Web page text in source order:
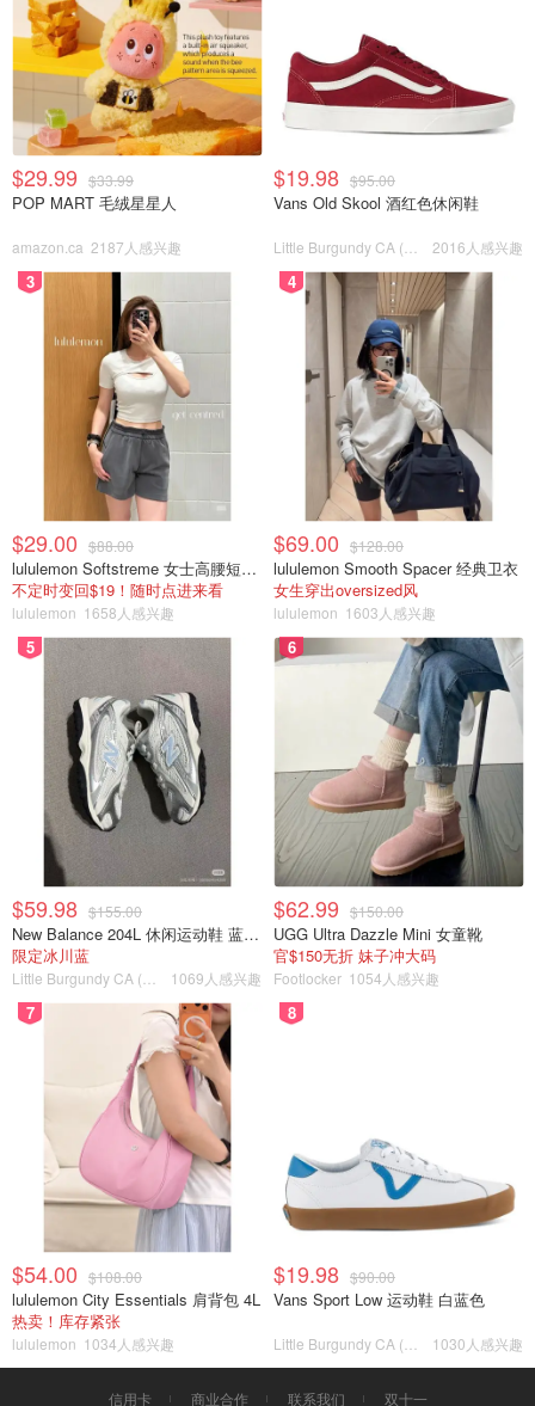
$29.99 $33.99
POP MART 毛绒星星人
amazon.ca 2187人感兴趣
$19.98 $95.00
Vans Old Skool 酒红色休闲鞋
2016人感兴趣
3
$29.00 $88.00
lululemon Softstreme 女士高腰短裤 10cm
不定时变回$19！随时点进来看
lululemon 1658人感兴趣
4
$69.00 $128.00
lululemon Smooth Spacer 经典卫衣
女生穿出oversized风
lululemon 1603人感兴趣
5
$59.98 $155.00
New Balance 204L 休闲运动鞋 蓝银色
限定冰川蓝
1069人感兴趣
6
$62.99 $150.00
UGG Ultra Dazzle Mini 女童靴
官$150无折 妹子冲大码
Footlocker 1054人感兴趣
7
$54.00 $108.00
lululemon City Essentials 肩背包 4L
热卖！库存紧张
lululemon 1034人感兴趣
8
$19.98 $90.00
Vans Sport Low 运动鞋 白蓝色
1030人感兴趣
信用卡 商业合作 联系我们 双十一